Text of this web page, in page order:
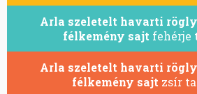
Arla szeletelt havarti
félkemény sajt fehérje
Arla szeletelt havarti
félkemény sajt zsír